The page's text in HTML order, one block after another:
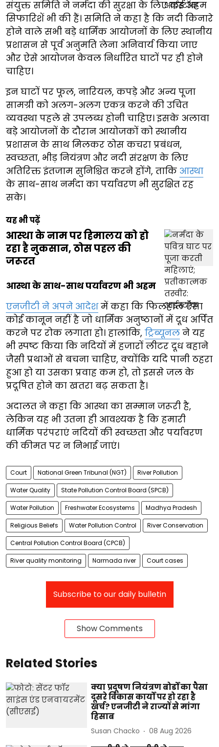
संयुक्त समिति ने नर्मदा की सुरक्षा के लिए कई अहम
सिफारिशें भी की हैं। समिति ने कहा है कि नदी किनारे
होने वाले सभी बड़े धार्मिक आयोजनों के लिए स्थानीय
प्रशासन से पूर्व अनुमति लेना अनिवार्य किया जाए
और ऐसे आयोजन केवल निर्धारित घाटों पर ही होने
चाहिए।
इन घाटों पर फूल, नारियल, कपड़े और अन्य पूजा
सामग्री को अलग-अलग एकत्र करने की उचित
व्यवस्था पहले से उपलब्ध होनी चाहिए। इसके अलावा
बड़े आयोजनों के दौरान आयोजकों को स्थानीय
प्रशासन के साथ मिलकर ठोस कचरा प्रबंधन,
स्वच्छता, भीड़ नियंत्रण और नदी संरक्षण के लिए
अतिरिक्त इंतजाम सुनिश्चित करने होंगे, ताकि आस्था
के साथ-साथ नर्मदा का पर्यावरण भी सुरक्षित रह
सके।
यह भी पढ़ें
आस्था के नाम पर हिमालय को हो
रहा है नुकसान, ठोस पहल की
जरूरत
आस्था के साथ-साथ पर्यावरण भी अहम
एनजीटी ने अपने आदेशमें कहा कि फिलहाल ऐसा
कोई कानून नहीं है जो धार्मिक अनुष्ठानों में दूध अर्पित
करने पर रोक लगाता हो। हालांकि, ट्रिब्यूनल ने यह
भी स्पष्ट किया कि नदियों में हजारों लीटर दूध बहाने
जैसी प्रथाओं से बचना चाहिए, क्योंकि यदि पानी ठहरा
हुआ हो या उसका प्रवाह कम हो, तो इससे जल के
प्रदूषित होने का खतरा बढ़ सकता है।
अदालत ने कहा कि आस्था का सम्मान जरूरी है,
लेकिन यह भी उतना ही आवश्यक है कि हमारी
धार्मिक परंपराएं नदियों की स्वच्छता और पर्यावरण
की कीमत पर न निभाई जाएं।
Court National Green Tribunal (NGT) River Pollution
Water Quality State Pollution Control Board (SPCB)
Water Pollution Freshwater Ecosystems Madhya Pradesh
Religious Beliefs Water Pollution Control River Conservation
Central Pollution Control Board (CPCB)
River quality monitoring Narmada river Court cases
Subscribe to our daily bulletin
Show Comments
Related Stories
क्या प्रदूषण नियंत्रण बोर्डों का पैसा
दूसरे विकास कार्यों पर हो रहा है
खर्च? एनजीटी ने राज्यों से मांगा
हिसाब
Susan Chacko 08 Aug 2026